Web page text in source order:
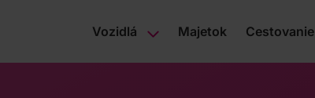
Vozidlá Majetok Cestovanie